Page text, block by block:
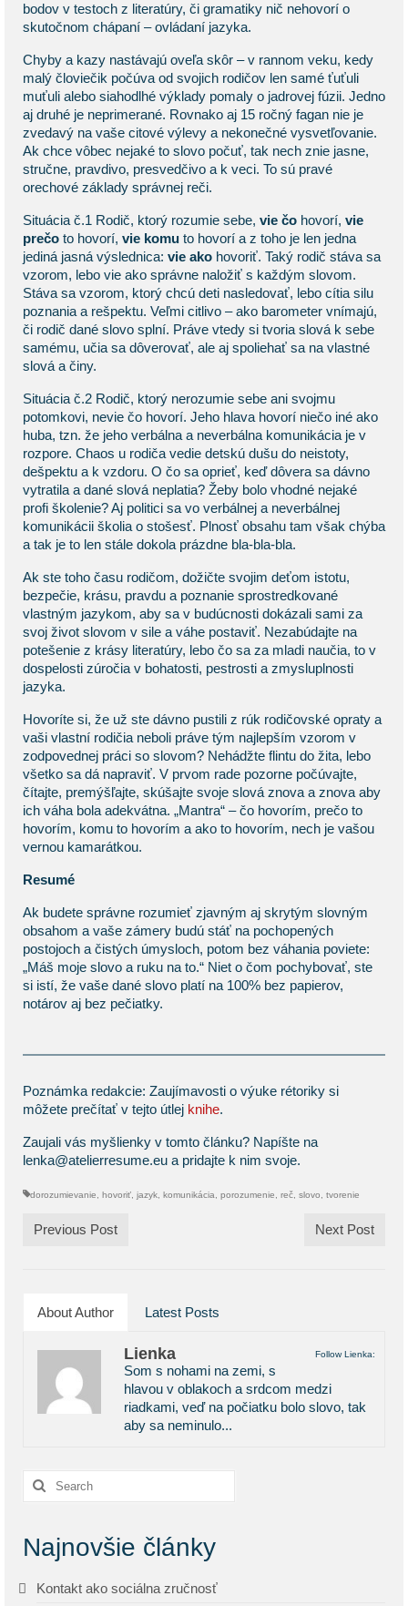
bodov v testoch z literatúry, či gramatiky nič nehovorí o
skutočnom chápaní – ovládaní jazyka.
Chyby a kazy nastávajú oveľa skôr – v rannom veku, kedy
malý človiečik počúva od svojich rodičov len samé ťuťuli
muťuli alebo siahodlhé výklady pomaly o jadrovej fúzii. Jedno
aj druhé je neprimerané. Rovnako aj 15 ročný fagan nie je
zvedavý na vaše citové výlevy a nekonečné vysvetľovanie.
Ak chce vôbec nejaké to slovo počuť, tak nech znie jasne,
stručne, pravdivo, presvedčivo a k veci. To sú pravé
orechové základy správnej reči.
Situácia č.1 Rodič, ktorý rozumie sebe, vie čo hovorí, vie
prečo to hovorí, vie komu to hovorí a z toho je len jedna
jediná jasná výslednica: vie ako hovoriť. Taký rodič stáva sa
vzorom, lebo vie ako správne naložiť s každým slovom.
Stáva sa vzorom, ktorý chcú deti nasledovať, lebo cítia silu
poznania a rešpektu. Veľmi citlivo – ako barometer vnímajú,
či rodič dané slovo splní. Práve vtedy si tvoria slová k sebe
samému, učia sa dôverovať, ale aj spoliehať sa na vlastné
slová a činy.
Situácia č.2 Rodič, ktorý nerozumie sebe ani svojmu
potomkovi, nevie čo hovorí. Jeho hlava hovorí niečo iné ako
huba, tzn. že jeho verbálna a neverbálna komunikácia je v
rozpore. Chaos u rodiča vedie detskú dušu do neistoty,
dešpektu a k vzdoru. O čo sa oprieť, keď dôvera sa dávno
vytratila a dané slová neplatia? Žeby bolo vhodné nejaké
profi školenie? Aj politici sa vo verbálnej a neverbálnej
komunikácii školia o stošesť. Plnosť obsahu tam však chýba
a tak je to len stále dokola prázdne bla-bla-bla.
Ak ste toho času rodičom, dožičte svojim deťom istotu,
bezpečie, krásu, pravdu a poznanie sprostredkované
vlastným jazykom, aby sa v budúcnosti dokázali sami za
svoj život slovom v sile a váhe postaviť. Nezabúdajte na
potešenie z krásy literatúry, lebo čo sa za mladi naučia, to v
dospelosti zúročia v bohatosti, pestrosti a zmysluplnosti
jazyka.
Hovoríte si, že už ste dávno pustili z rúk rodičovské opraty a
vaši vlastní rodičia neboli práve tým najlepším vzorom v
zodpovednej práci so slovom? Nehádžte flintu do žita, lebo
všetko sa dá napraviť. V prvom rade pozorne počúvajte,
čítajte, premýšľajte, skúšajte svoje slová znova a znova aby
ich váha bola adekvátna. „Mantra“ – čo hovorím, prečo to
hovorím, komu to hovorím a ako to hovorím, nech je vašou
vernou kamarátkou.
Resumé
Ak budete správne rozumieť zjavným aj skrytým slovným
obsahom a vaše zámery budú stáť na pochopených
postojoch a čistých úmysloch, potom bez váhania poviete:
„Máš moje slovo a ruku na to.“ Niet o čom pochybovať, ste
si istí, že vaše dané slovo platí na 100% bez papierov,
notárov aj bez pečiatky.
Poznámka redakcie: Zaujímavosti o výuke rétoriky si
môžete prečítať v tejto útlej knihe.
Zaujali vás myšlienky v tomto článku? Napíšte na
lenka@atelierresume.eu a pridajte k nim svoje.
dorozumievanie, hovoriť, jazyk, komunikácia, porozumenie, reč, slovo, tvorenie
Previous Post Next Post
About Author Latest Posts
Follow Lienka:
Lienka
Som s nohami na zemi, s
hlavou v oblakoch a srdcom medzi
riadkami, veď na počiatku bolo slovo, tak
aby sa neminulo...
Search
for:
Najnovšie články
Kontakt ako sociálna zručnosť